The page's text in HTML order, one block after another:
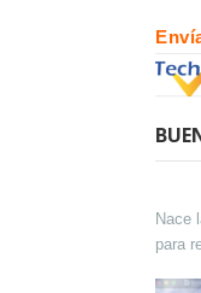
Nace
para